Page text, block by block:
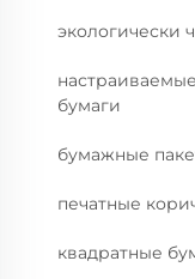
экологически
бумаги
бумажные
печатные
квадратные